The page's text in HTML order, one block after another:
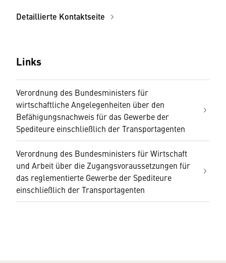
Detaillierte Kontaktseite
Links
Verordnung des Bundesministers für
wirtschaftliche Angelegenheiten über den
Befähigungsnachweis für das Gewerbe der
Spediteure einschließlich der Transportagenten
Verordnung des Bundesministers für Wirtschaft
und Arbeit über die Zugangsvoraussetzungen für
das reglementierte Gewerbe der Spediteure
einschließlich der Transportagenten